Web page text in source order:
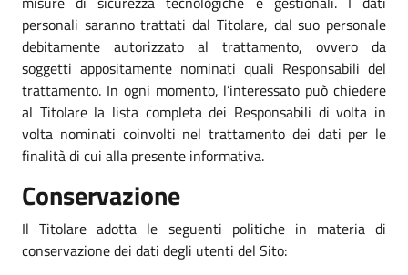
personali saranno trattati dal Titolare, dal suo personale
debitamente autorizzato al trattamento, ovvero da
soggetti appositamente nominati quali Responsabili del
trattamento. In ogni momento, l’interessato può chiedere
al Titolare la lista completa dei Responsabili di volta in
volta nominati coinvolti nel trattamento dei dati per le
finalità di cui alla presente informativa.
Conservazione
Il Titolare adotta le seguenti politiche in materia di
conservazione dei dati degli utenti del Sito: